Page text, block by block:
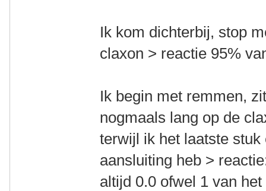
Ik kom dichterbij, stop
claxon > reactie 95%
Ik begin met remmen,
nogmaals lang op de
terwijl ik het laatste
aansluiting heb >
altijd 0.0 ofwel 1 van